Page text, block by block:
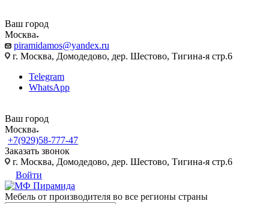
Ваш город
Москва
piramidamos@yandex.ru
г. Москва, Домодедово, дер. Шестово, Тигина-я стр.6
Telegram
WhatsApp
Ваш город
Москва
+7(929)58-777-47
Заказать звонок
г. Москва, Домодедово, дер. Шестово, Тигина-я стр.6
Войти
Мебель от производителя во все регионы страны